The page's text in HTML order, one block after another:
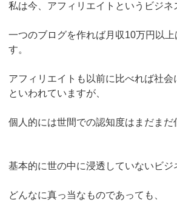
私は今、アフィリエイトというビジネ
一つのブログを作れば月収10万円以上
す。
アフィリエイトも以前に比べれば社会
といわれていますが、
個人的には世間での認知度はまだまだ
基本的に世の中に浸透していないビジ
どんなに真っ当なものであっても、